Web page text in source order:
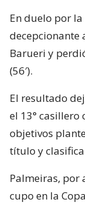
En duelo por la
decepcionante
Barueri y
(56′).
El resultado
el 13° casillero
objetivos
título y
Palmeiras, por
cupo en la